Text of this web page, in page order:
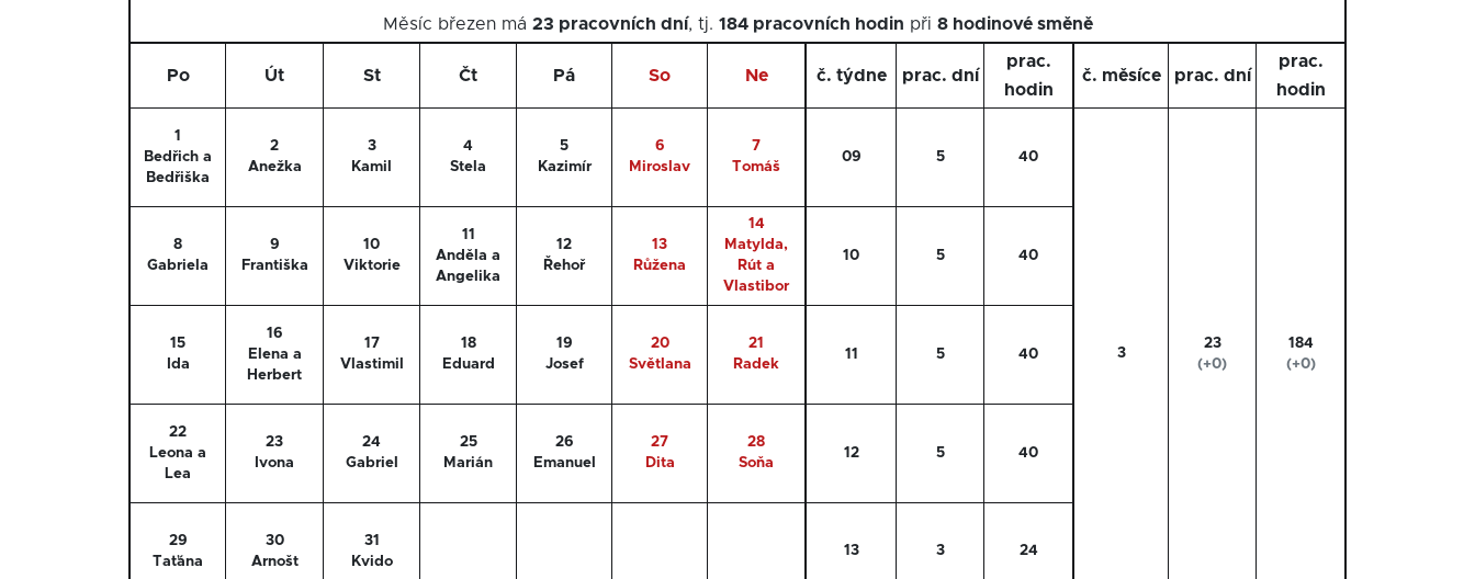
Měsíc březen má 23 pracovních dní, tj. 184 pracovních hodin při 8 hodinové směně
Po Út St Čt Pá So Ne č. týdne prac. dní
prac.
hodin
č. měsíce prac. dní
prac.
hodin
1
Bedřich a
Bedřiška
2
Anežka
3
Kamil
4
Stela
5
Kazimír
6
Miroslav
7
Tomáš
09 5 40
3
23
(+0)
184
(+0)
8
Gabriela
9
Františka
10
Viktorie
11
Anděla a
Angelika
12
Řehoř
13
Růžena
14
Matylda,
Rút a
Vlastibor
10 5 40
15
Ida
16
Elena a
Herbert
17
Vlastimil
18
Eduard
19
Josef
20
Světlana
21
Radek
11 5 40
22
Leona a
Lea
23
Ivona
24
Gabriel
25
Marián
26
Emanuel
27
Dita
28
Soňa
12 5 40
29
Taťána
30
Arnošt
31
Kvido
13 3 24